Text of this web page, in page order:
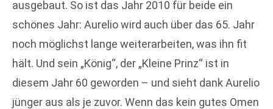
ausgebaut. So ist das Jahr 2010 für beide ein
schönes Jahr: Aurelio wird auch über das 65. Jahr
noch möglichst lange weiterarbeiten, was ihn fit
hält. Und sein „König“, der „Kleine Prinz“ ist in
diesem Jahr 60 geworden – und sieht dank Aurelio
jünger aus als je zuvor. Wenn das kein gutes Omen